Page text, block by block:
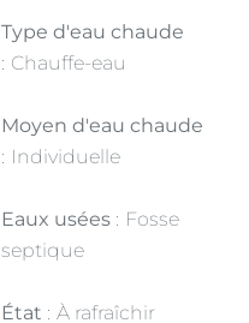
Type d'eau chaude
Chauffe-eau
Moyen d'eau chaude
Individuelle
Eaux usées
Fosse
septique
État À rafraîchir